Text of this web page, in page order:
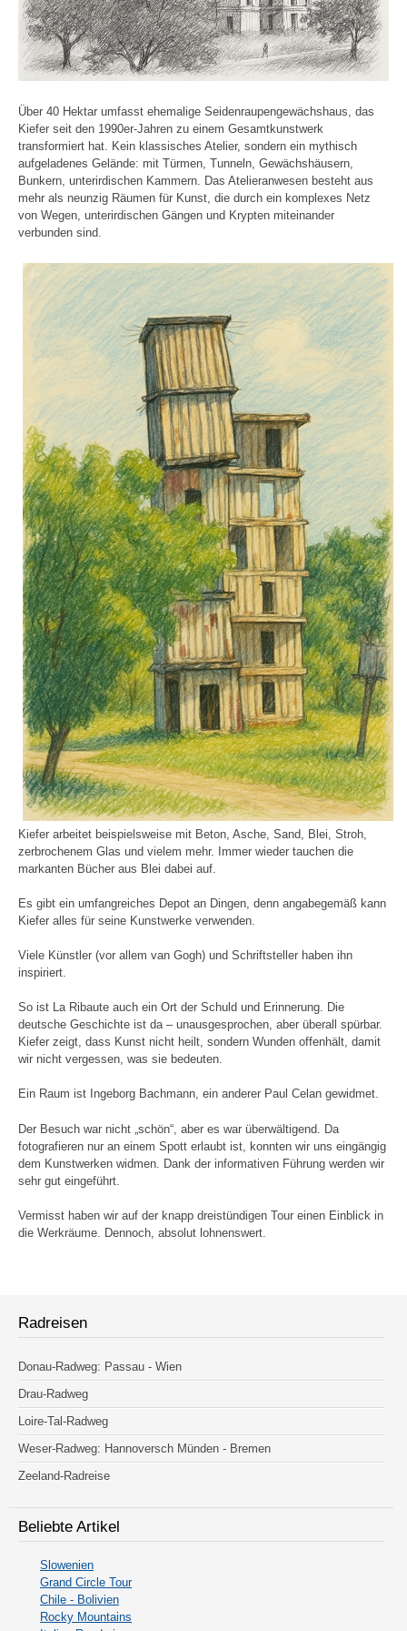
Über 40 Hektar umfasst ehemalige Seidenraupengewächshaus, das
Kiefer seit den 1990er-Jahren zu einem Gesamtkunstwerk
transformiert hat. Kein klassisches Atelier, sondern ein mythisch
aufgeladenes Gelände: mit Türmen, Tunneln, Gewächshäusern,
Bunkern, unterirdischen Kammern. Das Atelieranwesen besteht aus
mehr als neunzig Räumen für Kunst, die durch ein komplexes Netz
von Wegen, unterirdischen Gängen und Krypten miteinander
verbunden sind.
Kiefer arbeitet beispielsweise mit Beton, Asche, Sand, Blei, Stroh,
zerbrochenem Glas und vielem mehr. Immer wieder tauchen die
markanten Bücher aus Blei dabei auf.
Es gibt ein umfangreiches Depot an Dingen, denn angabegemäß kann
Kiefer alles für seine Kunstwerke verwenden.
Viele Künstler (vor allem van Gogh) und Schriftsteller haben ihn
inspiriert.
So ist La Ribaute auch ein Ort der Schuld und Erinnerung. Die
deutsche Geschichte ist da – unausgesprochen, aber überall spürbar.
Kiefer zeigt, dass Kunst nicht heilt, sondern Wunden offenhält, damit
wir nicht vergessen, was sie bedeuten.
Ein Raum ist Ingeborg Bachmann, ein anderer Paul Celan gewidmet.
Der Besuch war nicht „schön“, aber es war überwältigend. Da
fotografieren nur an einem Spott erlaubt ist, konnten wir uns eingängig
dem Kunstwerken widmen. Dank der informativen Führung werden wir
sehr gut eingeführt.
Vermisst haben wir auf der knapp dreistündigen Tour einen Einblick in
die Werkräume. Dennoch, absolut lohnenswert.
Radreisen
Donau-Radweg: Passau - Wien
Drau-Radweg
Loire-Tal-Radweg
Weser-Radweg: Hannoversch Münden - Bremen
Zeeland-Radreise
Beliebte Artikel
Slowenien
Grand Circle Tour
Chile - Bolivien
Rocky Mountains